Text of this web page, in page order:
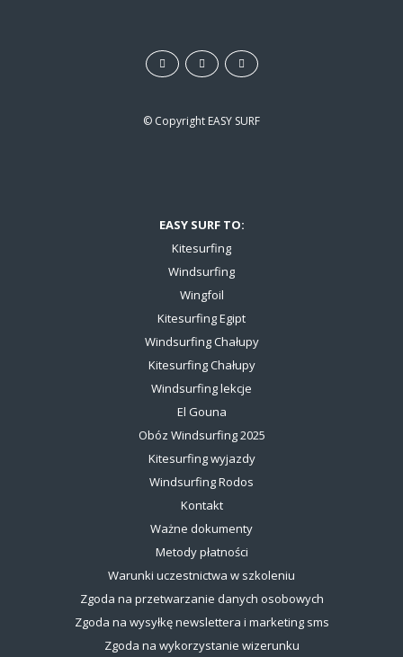
© Copyright EASY SURF
EASY SURF TO:
Kitesurfing
Windsurfing
Wingfoil
Kitesurfing Egipt
Windsurfing Chałupy
Kitesurfing Chałupy
Windsurfing lekcje
El Gouna
Obóz Windsurfing 2025
Kitesurfing wyjazdy
Windsurfing Rodos
Kontakt
Ważne dokumenty
Metody płatności
Warunki uczestnictwa w szkoleniu
Zgoda na przetwarzanie danych osobowych
Zgoda na wysyłkę newslettera i marketing sms
Zgoda na wykorzystanie wizerunku